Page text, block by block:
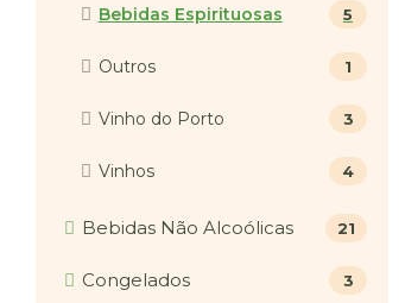
Bebidas Espirituosas 5
Outros 1
Vinho do Porto 3
Vinhos 4
Bebidas Não Alcoólicas 21
Congelados 3